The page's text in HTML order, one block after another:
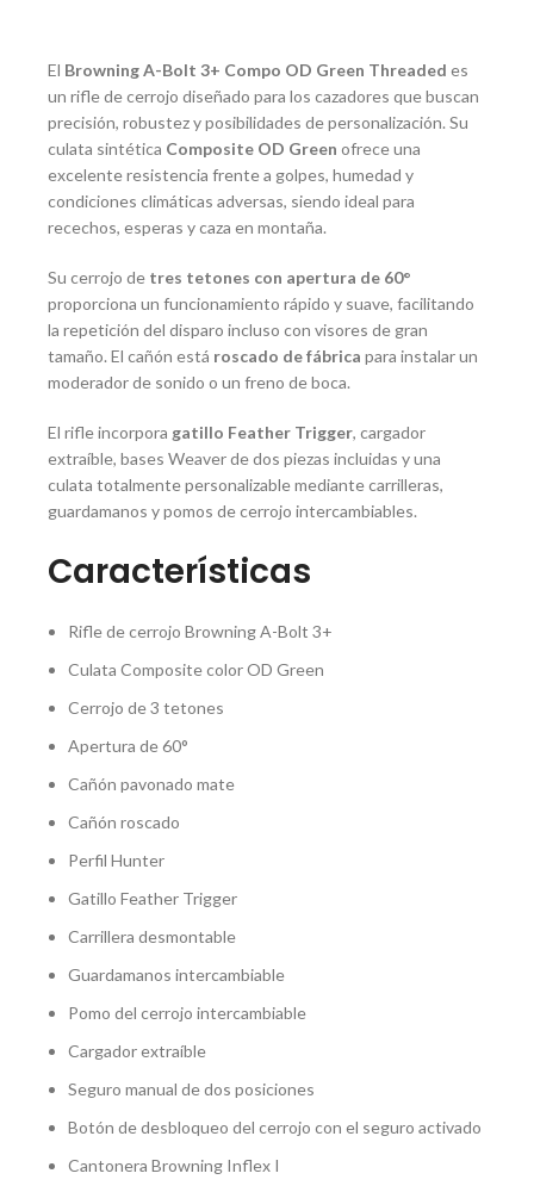
El Browning A-Bolt 3+ Compo OD Green Threaded es
un rifle de cerrojo diseñado para los cazadores que buscan
precisión, robustez y posibilidades de personalización. Su
culata sintética Composite OD Green ofrece una
excelente resistencia frente a golpes, humedad y
condiciones climáticas adversas, siendo ideal para
recechos, esperas y caza en montaña.
Su cerrojo de tres tetones con apertura de 60°
proporciona un funcionamiento rápido y suave, facilitando
la repetición del disparo incluso con visores de gran
tamaño. El cañón está roscado de fábrica para instalar un
moderador de sonido o un freno de boca.
El rifle incorpora gatillo Feather Trigger, cargador
extraíble, bases Weaver de dos piezas incluidas y una
culata totalmente personalizable mediante carrilleras,
guardamanos y pomos de cerrojo intercambiables.
Características
Rifle de cerrojo Browning A-Bolt 3+
Culata Composite color OD Green
Cerrojo de 3 tetones
Apertura de 60°
Cañón pavonado mate
Cañón roscado
Perfil Hunter
Gatillo Feather Trigger
Carrillera desmontable
Guardamanos intercambiable
Pomo del cerrojo intercambiable
Cargador extraíble
Seguro manual de dos posiciones
Botón de desbloqueo del cerrojo con el seguro activado
Cantonera Browning Inflex I